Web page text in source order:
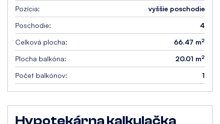
Pozícia:
vyššie poschodie
Poschodie:
4
Celková plocha:
66.47 m2
Plocha balkóna: 20.01 m2
Počet balkónov: 1
Hypotekárna kalkulačka